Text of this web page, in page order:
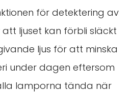
för detektering av
ljuset kan förbli släckt
ljus för att minska
under dagen eftersom
lamporna tända när